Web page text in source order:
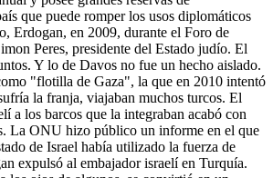
que puede romper los usos diplomáticos
Erdogan, en 2009, durante el Foro de
Peres, presidente del Estado judío. El
Y lo de Davos no fue un hecho aislado.
"flotilla de Gaza", la que en 2010 intentó
la franja, viajaban muchos turcos. El
a los barcos que la integraban acabó con
La ONU hizo público un informe en el que
de Israel había utilizado la fuerza de
expulsó al embajador israelí en Turquía.